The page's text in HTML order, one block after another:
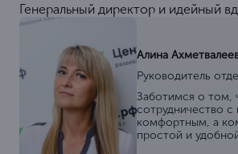
Генеральный директор и идейный
Алина
Руководитель
Заботимся о том,
сотрудничество
комфортным, а
простой и